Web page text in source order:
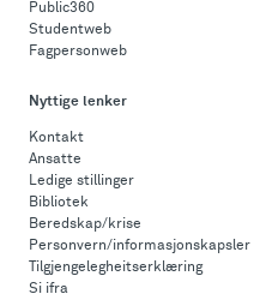
Public360
Studentweb
Fagpersonweb
Nyttige lenker
Kontakt
Ansatte
Ledige stillinger
Bibliotek
Beredskap/krise
Personvern/informasjonskapsler
Tilgjengelegheitserklæring
Si ifra